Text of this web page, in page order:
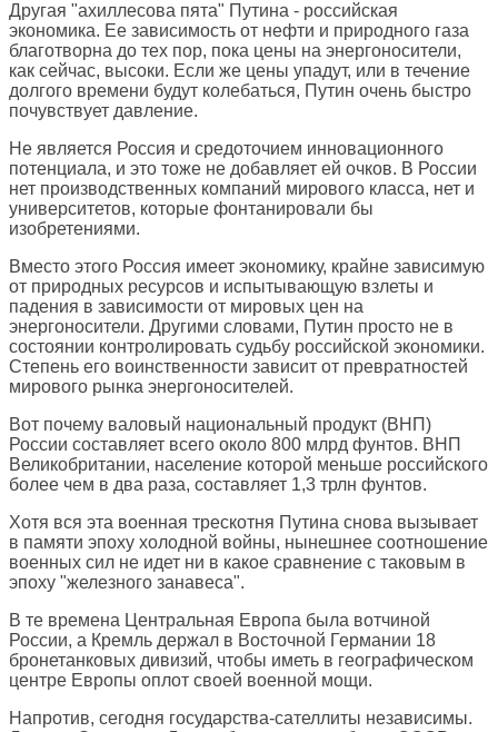
Другая "ахиллесова пята" Путина - российская
экономика. Ее зависимость от нефти и природного газа
благотворна до тех пор, пока цены на энергоносители,
как сейчас, высоки. Если же цены упадут, или в течение
долгого времени будут колебаться, Путин очень быстро
почувствует давление.
Не является Россия и средоточием инновационного
потенциала, и это тоже не добавляет ей очков. В России
нет производственных компаний мирового класса, нет и
университетов, которые фонтанировали бы
изобретениями.
Вместо этого Россия имеет экономику, крайне зависимую
от природных ресурсов и испытывающую взлеты и
падения в зависимости от мировых цен на
энергоносители. Другими словами, Путин просто не в
состоянии контролировать судьбу российской экономики.
Степень его воинственности зависит от превратностей
мирового рынка энергоносителей.
Вот почему валовый национальный продукт (ВНП)
России составляет всего около 800 млрд фунтов. ВНП
Великобритании, население которой меньше российского
более чем в два раза, составляет 1,3 трлн фунтов.
Хотя вся эта военная трескотня Путина снова вызывает
в памяти эпоху холодной войны, нынешнее соотношение
военных сил не идет ни в какое сравнение с таковым в
эпоху "железного занавеса".
В те времена Центральная Европа была вотчиной
России, а Кремль держал в Восточной Германии 18
бронетанковых дивизий, чтобы иметь в географическом
центре Европы оплот своей военной мощи.
Напротив, сегодня государства-сателлиты независимы.